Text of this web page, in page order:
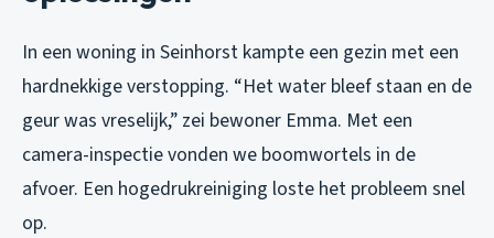
In een woning in Seinhorst kampte een gezin met een
hardnekkige verstopping. “Het water bleef staan en de
geur was vreselijk,” zei bewoner Emma. Met een
camera-inspectie vonden we boomwortels in de
afvoer. Een hogedrukreiniging loste het probleem snel
op.